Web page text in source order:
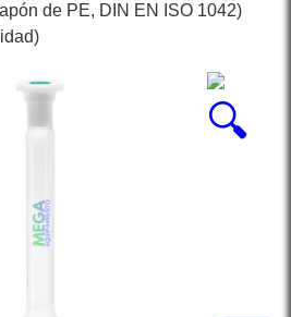
de PE, DIN EN ISO 1042)